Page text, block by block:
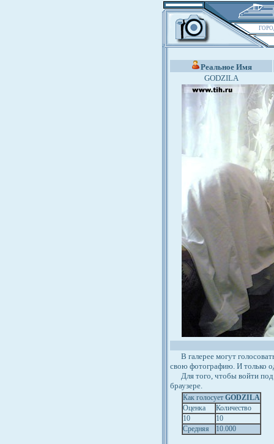
Реальное Имя
GODZILA
В галерее могут
свою фотографию. И только
Для того, чтобы войти под
браузере.
Как голосует GODZILA
Оценка
Количество
10
10
Средняя
10.000